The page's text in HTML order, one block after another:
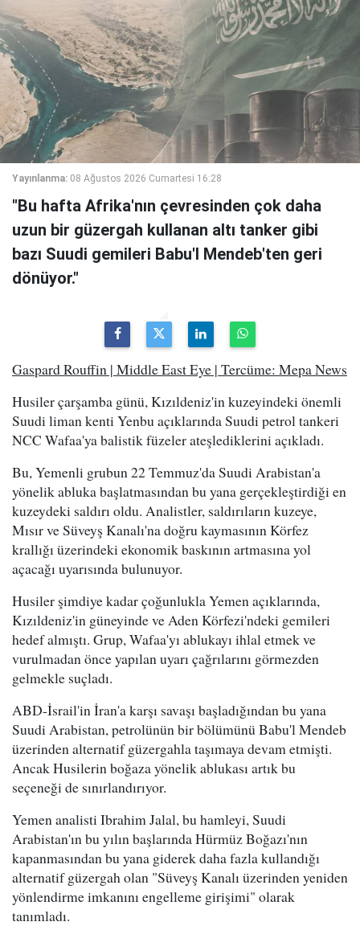
Yayınlanma: 08 Ağustos 2026 Cumartesi 16:28
"Bu hafta Afrika'nın çevresinden çok daha
uzun bir güzergah kullanan altı tanker gibi
bazı Suudi gemileri Babu'l Mendeb'ten geri
dönüyor."
Gaspard Rouffin | Middle East Eye | Tercüme: Mepa News
Husiler çarşamba günü, Kızıldeniz'in kuzeyindeki önemli
Suudi liman kenti Yenbu açıklarında Suudi petrol tankeri
NCC Wafaa'ya balistik füzeler ateşlediklerini açıkladı.
Bu, Yemenli grubun 22 Temmuz'da Suudi Arabistan'a
yönelik abluka başlatmasından bu yana gerçekleştirdiği en
kuzeydeki saldırı oldu. Analistler, saldırıların kuzeye,
Mısır ve Süveyş Kanalı'na doğru kaymasının Körfez
krallığı üzerindeki ekonomik baskının artmasına yol
açacağı uyarısında bulunuyor.
Husiler şimdiye kadar çoğunlukla Yemen açıklarında,
Kızıldeniz'in güneyinde ve Aden Körfezi'ndeki gemileri
hedef almıştı. Grup, Wafaa'yı ablukayı ihlal etmek ve
vurulmadan önce yapılan uyarı çağrılarını görmezden
gelmekle suçladı.
ABD-İsrail'in İran'a karşı savaşı başladığından bu yana
Suudi Arabistan, petrolünün bir bölümünü Babu'l Mendeb
üzerinden alternatif güzergahla taşımaya devam etmişti.
Ancak Husilerin boğaza yönelik ablukası artık bu
seçeneği de sınırlandırıyor.
Yemen analisti Ibrahim Jalal, bu hamleyi, Suudi
Arabistan'ın bu yılın başlarında Hürmüz Boğazı'nın
kapanmasından bu yana giderek daha fazla kullandığı
alternatif güzergah olan "Süveyş Kanalı üzerinden yeniden
yönlendirme imkanını engelleme girişimi" olarak
tanımladı.